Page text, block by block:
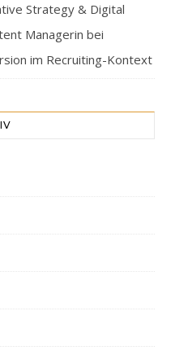
Strategy & Digital
Managerin bei
im Recruiting-Kontext